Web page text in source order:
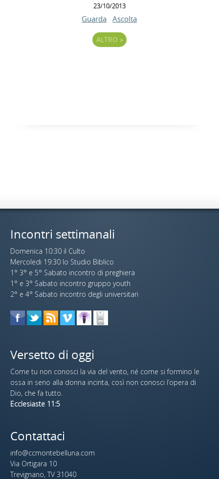
23/10/2013
Guarda Ascolta
ALTRO »
Incontri settimanali
Domenica 10:30 il Culto
Mercoledi 19:30 lo Studio Biblico
1° 3° e 5° Sabato incontro di preghiera
1° e 3° Sabato incontro gruppo youth
2° e 4° Sabato incontro degli universitari
Versetto di oggi
Come tu non conosci la via del vento, né come si formino le
ossa in seno alla donna incinta, così non conosci l’opera di
Dio, che fa tutto.
Ecclesiaste 11:5
Contattaci
info@ccmontebelluna.com
Via Ortigara 10
Trevignano, TV 31040